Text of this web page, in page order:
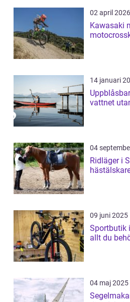
02 april 2026
Kawasaki
14 januari
vattnet
04
Ridläger i
09 juni 2025
Sportbutik
allt du
04 maj 2025